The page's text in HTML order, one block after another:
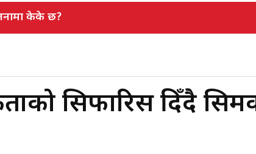
केके छ?
सिफारिस दिँदै